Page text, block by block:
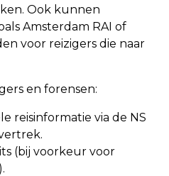
Ook kunnen
Amsterdam RAI of
voor reizigers die naar
en forensen:
reisinformatie via de NS
(bij voorkeur voor